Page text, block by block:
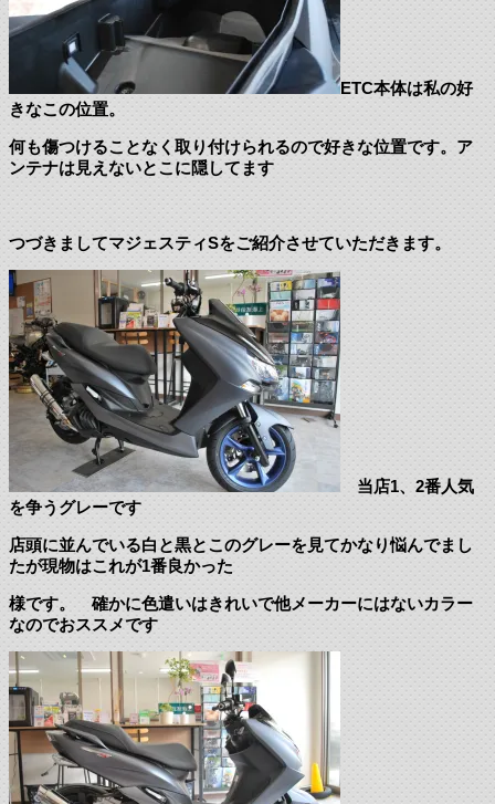
ETC本体は私の好
きなこの位置。
何も傷つけることなく取り付けられるので好きな位置です。ア
ンテナは見えないとこに隠してます
つづきましてマジェスティSをご紹介させていただきます。
当店1、2番人気
を争うグレーです
店頭に並んでいる白と黒とこのグレーを見てかなり悩んでまし
たが現物はこれが1番良かった
様です。 確かに色遣いはきれいで他メーカーにはないカラー
なのでおススメです